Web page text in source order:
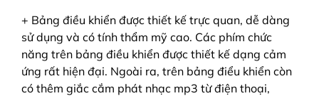
+ Bảng điều khiển được thiết kế trực quan, dễ dàng
sử dụng và có tính thẩm mỹ cao. Các phím chức
năng trên bảng điều khiển được thiết kế dạng cảm
ứng rất hiện đại. Ngoài ra, trên bảng điểu khiển còn
có thêm giắc cắm phát nhạc mp3 từ điện thoại,